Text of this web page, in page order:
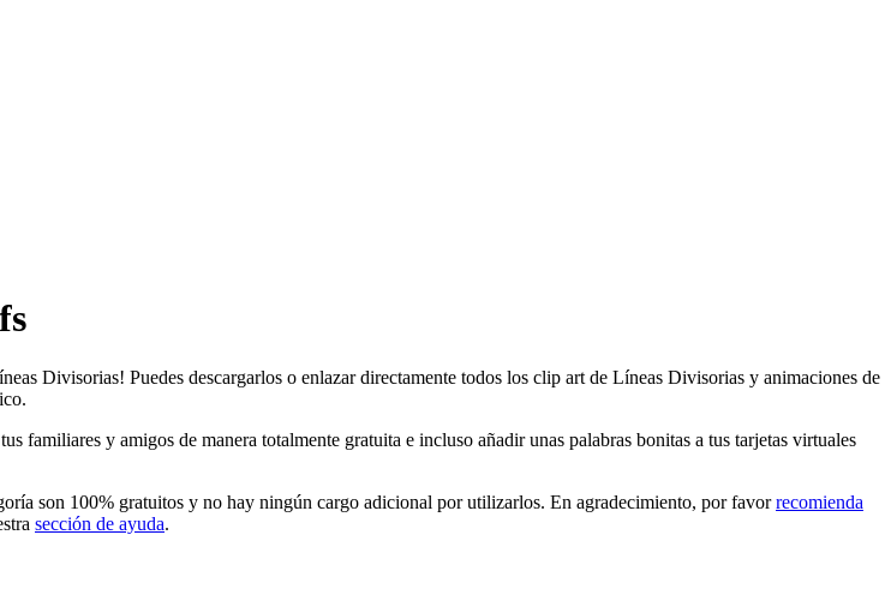
Divisorias! Puedes descargarlos o enlazar directamente todos los clip art de Líneas Divisorias y animaciones de
familiares y amigos de manera totalmente gratuita e incluso añadir unas palabras bonitas a tus tarjetas virtuales
son 100% gratuitos y no hay ningún cargo adicional por utilizarlos. En agradecimiento, por favorrecomienda
sección de ayuda.